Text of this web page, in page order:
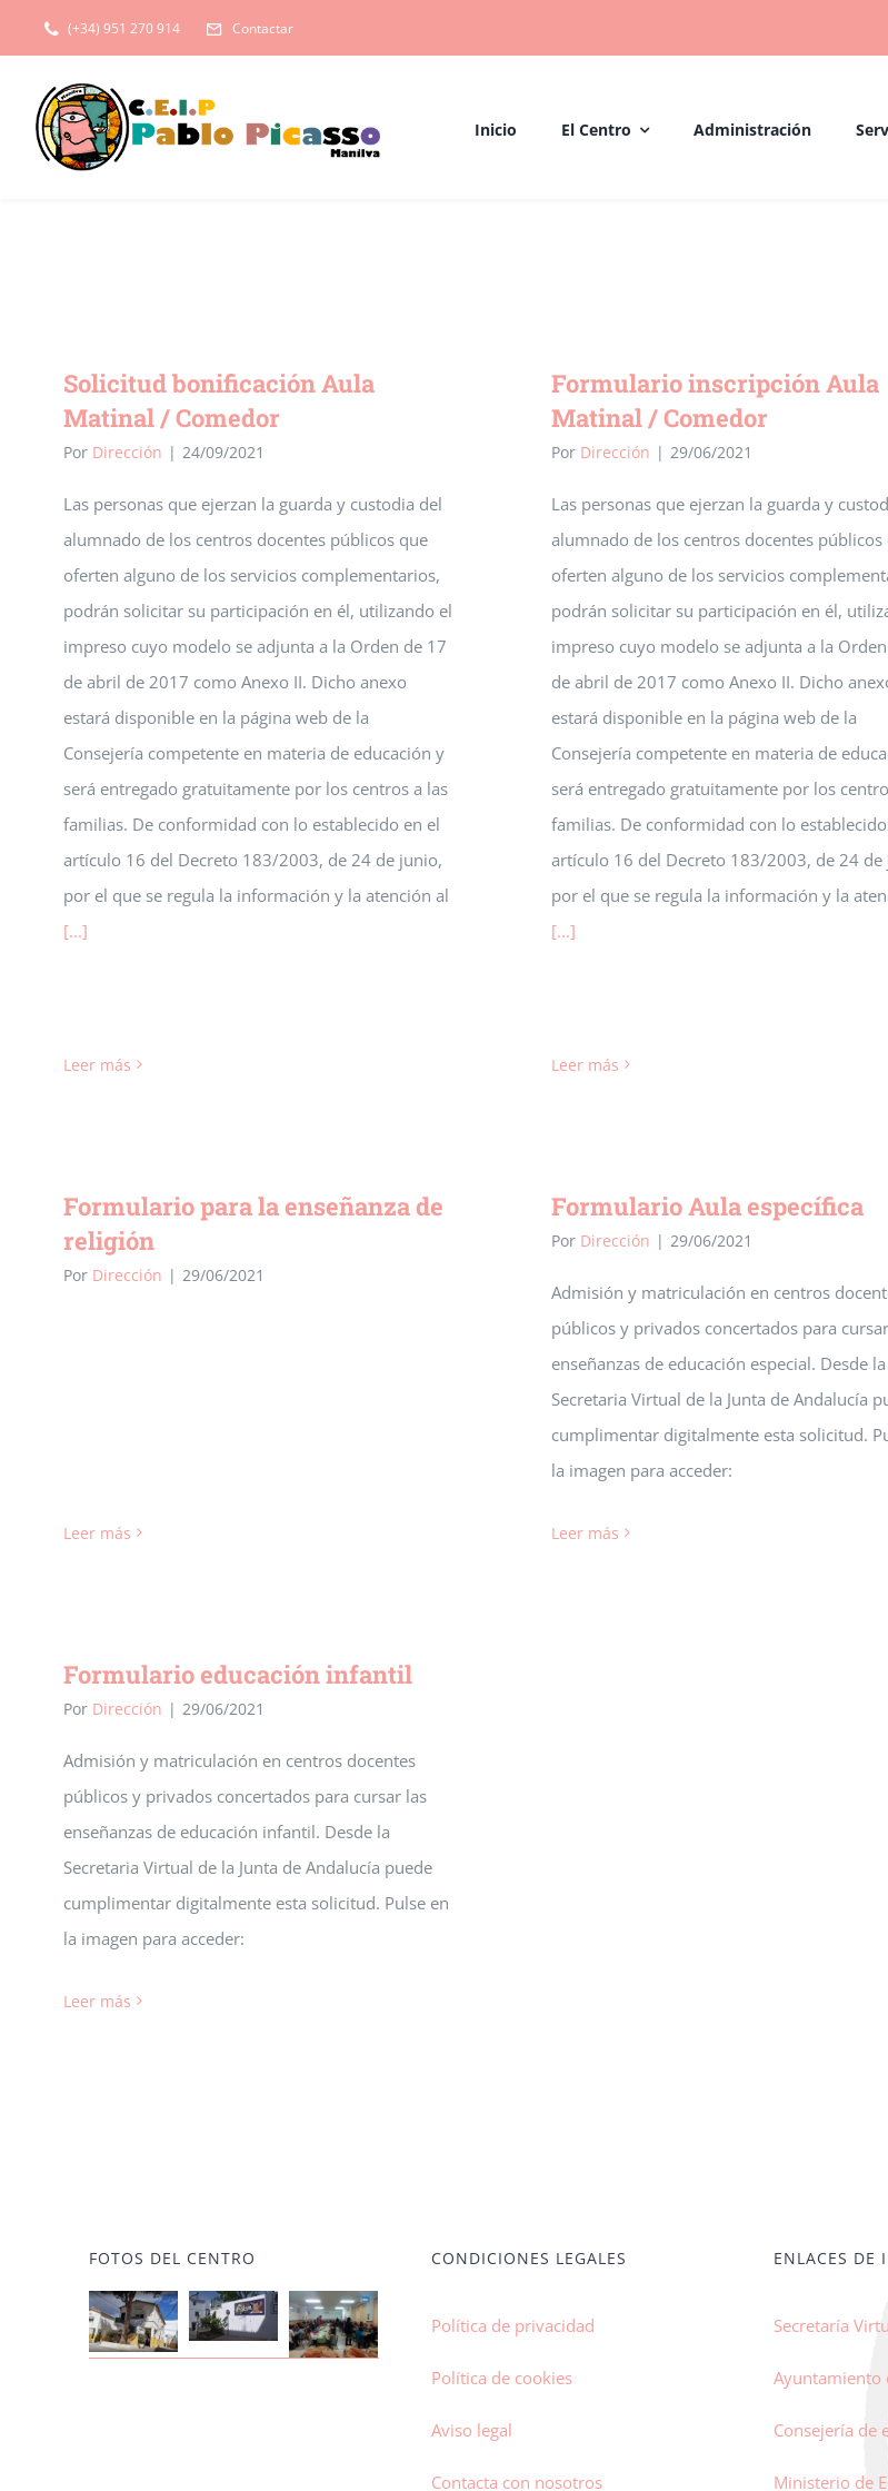
al
contenido
(+34) 951 270 914 Contactar
Inicio El Centro Administración
Solicitud bonificación Aula
Matinal / Comedor
Por Dirección | 24/09/2021
Las personas que ejerzan la guarda y custodia del
alumnado de los centros docentes públicos que
oferten alguno de los servicios complementarios,
podrán solicitar su participación en él, utilizando el
impreso cuyo modelo se adjunta a la Orden de 17
de abril de 2017 como Anexo II. Dicho anexo
estará disponible en la página web de la
Consejería competente en materia de educación y
será entregado gratuitamente por los centros a las
familias. De conformidad con lo establecido en el
artículo 16 del Decreto 183/2003, de 24 de junio,
por el que se regula la información y la atención al
[...]
Leer más
Formulario inscripción Aula
Matinal / Comedor
Por Dirección | 29/06/2021
Las personas que ejerzan la guarda y
alumnado de los centros docentes públicos
oferten alguno de los servicios
podrán solicitar su participación en él,
impreso cuyo modelo se adjunta a la
de abril de 2017 como Anexo II. Dicho
estará disponible en la página web de la
Consejería competente en materia de
será entregado gratuitamente por los
familias. De conformidad con lo
artículo 16 del Decreto 183/2003, de 24 de
por el que se regula la información y la
[...]
Leer más
Formulario para la enseñanza de
religión
Por Dirección | 29/06/2021
Leer más
Formulario Aula específica
Por Dirección | 29/06/2021
Admisión y matriculación en centros
públicos y privados concertados para
enseñanzas de educación especial. Desde la
Secretaria Virtual de la Junta de Andalucía
cumplimentar digitalmente esta solicitud.
la imagen para acceder:
Leer más
Formulario educación infantil
Por Dirección | 29/06/2021
Admisión y matriculación en centros docentes
públicos y privados concertados para cursar las
enseñanzas de educación infantil. Desde la
Secretaria Virtual de la Junta de Andalucía puede
cumplimentar digitalmente esta solicitud. Pulse en
la imagen para acceder:
Leer más
FOTOS DEL CENTRO CONDICIONES LEGALES
Política de privacidad
Política de cookies
Aviso legal
Contacta con nosotros
ENLACES DE
Secretaría
Ayuntamiento
Consejería de
Ministerio de